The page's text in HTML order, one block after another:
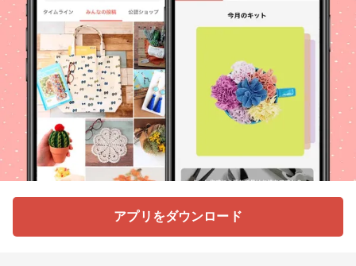
アプリをダウンロード